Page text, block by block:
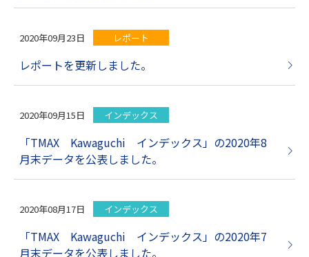
2020年09月23日 レポート
レポートを更新しました。
2020年09月15日 インデックス
「TMAX Kawaguchi インデックス」の2020年8
月末データを公表しました。
2020年08月17日 インデックス
「TMAX Kawaguchi インデックス」の2020年7
月末データを公表しました。